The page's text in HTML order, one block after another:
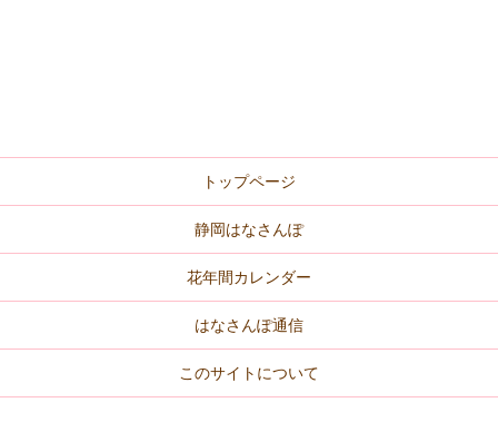
トップページ
静岡はなさんぽ
花年間カレンダー
はなさんぽ通信
このサイトについて